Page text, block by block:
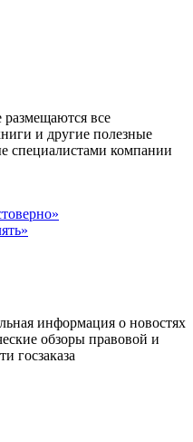
размещаются все
и другие полезные
специалистами компании
информация о новостях
обзоры правовой и
госзаказа